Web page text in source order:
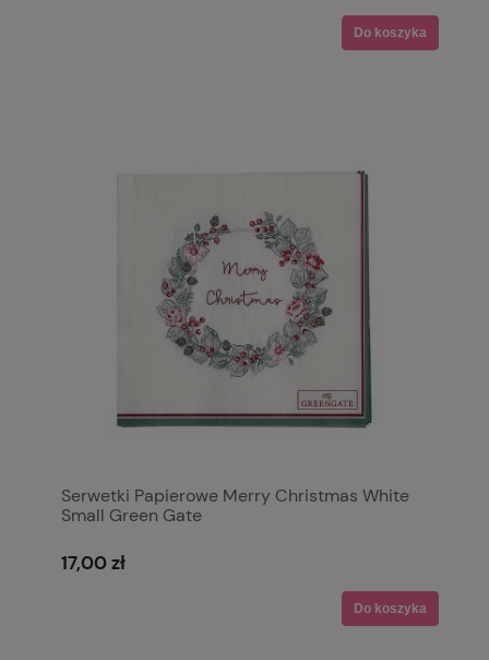
Do koszyka
Serwetki Papierowe Merry Christmas White
Small Green Gate
17,00 zł
Do koszyka